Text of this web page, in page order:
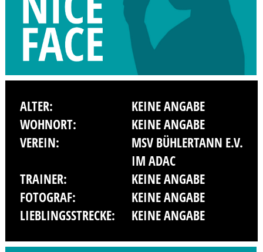
ALTER:
KEINE ANGABE
WOHNORT:
KEINE ANGABE
VEREIN:
MSV BÜHLERTANN E.V.
IM ADAC
TRAINER:
KEINE ANGABE
FOTOGRAF:
KEINE ANGABE
LIEBLINGSSTRECKE:
KEINE ANGABE